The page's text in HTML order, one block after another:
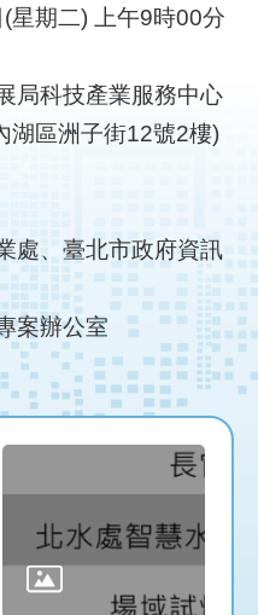
星期二) 上午9時00分
局科技產業服務中心
湖區洲子街12號2樓)
處、臺北市政府資訊
案辦公室